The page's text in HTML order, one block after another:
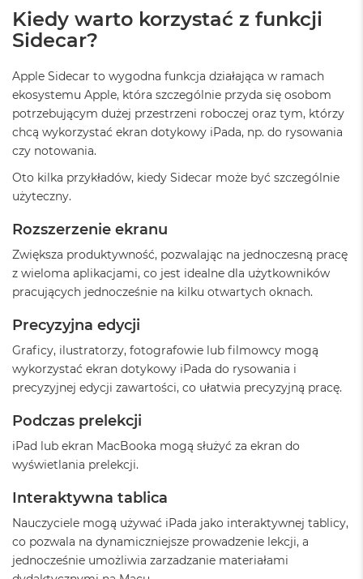
o
5
G
B
M
a
c
B
o
o
A
r
M
a
B
o
k
A
r
5
a
B
o
k
Kiedy warto korzystać z funkcji
Sidecar?
Apple Sidecar to wygodna funkcja działająca w ramach
ekosystemu Apple, która szczególnie przyda się osobom
potrzebującym dużej przestrzeni roboczej oraz tym, którzy
chcą wykorzystać ekran dotykowy iPada, np. do rysowania
czy notowania.
Oto kilka przykładów, kiedy Sidecar może być szczególnie
użyteczny.
Rozszerzenie ekranu
Zwiększa produktywność, pozwalając na jednoczesną pracę
z wieloma aplikacjami, co jest idealne dla użytkowników
pracujących jednocześnie na kilku otwartych oknach.
Precyzyjna edycji
Graficy, ilustratorzy, fotografowie lub filmowcy mogą
wykorzystać ekran dotykowy iPada do rysowania i
precyzyjnej edycji zawartości, co ułatwia precyzyjną pracę.
Podczas prelekcji
iPad lub ekran MacBooka mogą służyć za ekran do
wyświetlania prelekcji.
Interaktywna tablica
Nauczyciele mogą używać iPada jako interaktywnej tablicy,
co pozwala na dynamiczniejsze prowadzenie lekcji, a
jednocześnie umożliwia zarzadzanie materiałami